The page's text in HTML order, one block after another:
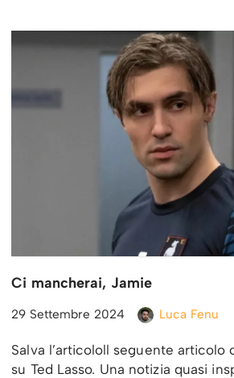
Ci mancherai, Jamie
29 Settembre 2024 Luca Fenu
Salva l’articololl seguente articolo
su Ted Lasso. Una notizia quasi